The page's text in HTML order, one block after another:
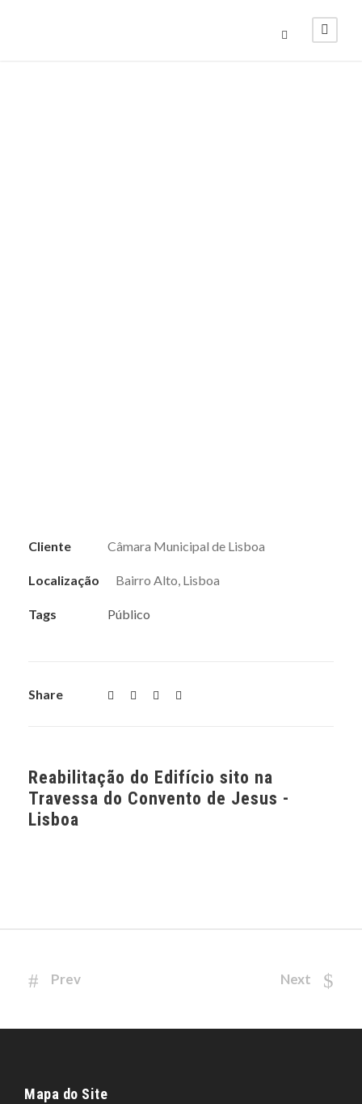
Cliente Câmara Municipal de Lisboa
Localização Bairro Alto, Lisboa
Tags Público
Share
Reabilitação do Edifício sito na
Travessa do Convento de Jesus -
Lisboa
Prev Next
Mapa do Site